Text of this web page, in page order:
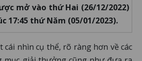
mở vào thứ Hai (26/12/2022)
17:45 thứ Năm (05/01/2023).
cái nhìn cụ thể, rõ ràng hơn về các